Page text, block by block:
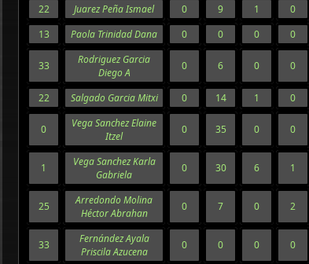
22 Juarez Peña Ismael 0 9 1 0
13
Paola Trinidad Dana 0 0 0 0
33
Rodriguez Garcia
Diego A
0 6 0 0
22 Salgado Garcia Mitxi 0 14 1 0
0
Vega Sanchez Elaine
Itzel
0 35 0 0
1
Vega Sanchez Karla
Gabriela
0 30 6 1
25
Arredondo Molina
Héctor Abrahan
0 7 0 2
33
Fernández Ayala
Priscila Azucena
0 0 0 0